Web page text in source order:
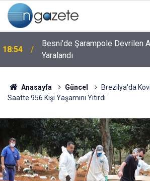
18:54
Besni'de Şarampole Devrilen
Yaralandı
Anasayfa Güncel
Brezilya'da
Saatte 956 Kişi Yaşamını Yitirdi